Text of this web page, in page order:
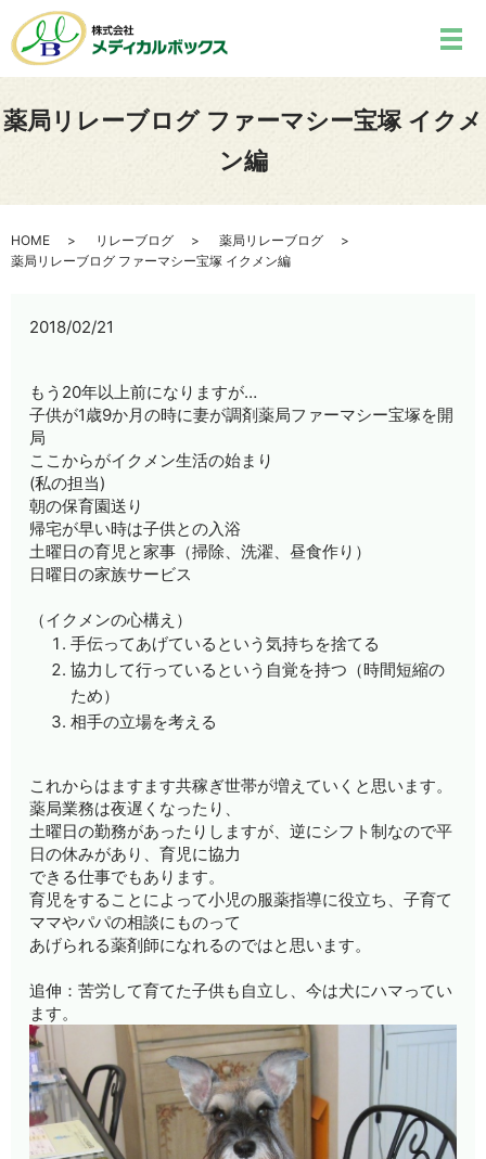
薬局リレーブログ ファーマシー宝塚 イクメ
ン編
HOME リレーブログ
薬局リレーブログ
薬局リレーブログ ファーマシー宝塚 イクメン編
2018/02/21
もう20年以上前になりますが…
子供が1歳9か月の時に妻が調剤薬局ファーマシー宝塚を開
局
ここからがイクメン生活の始まり
(私の担当)
朝の保育園送り
帰宅が早い時は子供との入浴
土曜日の育児と家事（掃除、洗濯、昼食作り）
日曜日の家族サービス
（イクメンの心構え）
手伝ってあげているという気持ちを捨てる
協力して行っているという自覚を持つ（時間短縮の
ため）
相手の立場を考える
これからはますます共稼ぎ世帯が増えていくと思います。
薬局業務は夜遅くなったり、
土曜日の勤務があったりしますが、逆にシフト制なので平
日の休みがあり、育児に協力
できる仕事でもあります。
育児をすることによって小児の服薬指導に役立ち、子育て
ママやパパの相談にものって
あげられる薬剤師になれるのではと思います。
追伸：苦労して育てた子供も自立し、今は犬にハマってい
ます。